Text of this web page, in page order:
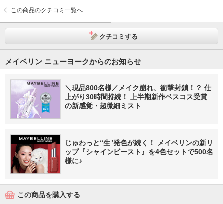
この商品のクチコミ一覧へ
クチコミする
メイベリン ニューヨークからのお知らせ
＼現品800名様／メイク崩れ、衝撃封鎖！？ 仕
上がり30時間持続！ 上半期新作ベスコス受賞
の新感覚・超微細ミスト
じゅわっと“生”発色が続く！ メイベリンの新リ
ップ『シャインビースト』を4色セットで500名
様に♪
この商品を購入する